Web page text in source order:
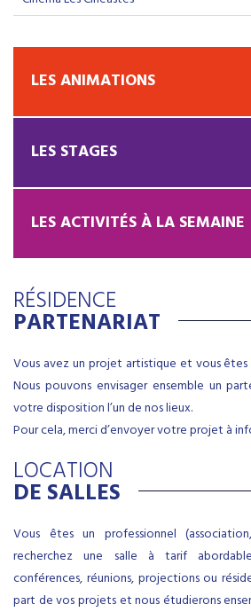
LES ANIMATIONS
LES STAGES
LES ACTIVITÉS À LA SEMAINE
RÉSIDENCE
PARTENARIAT
Vous avez un projet artistique et vous êtes
Nous pouvons envisager ensemble un
votre disposition l’un de nos lieux.
Pour cela, merci d’envoyer votre projet à
LOCATION
DE SALLES
Vous êtes un professionnel
recherchez une salle à tarif
conférences, réunions, projections ou
part de vos projets et nous étudierons